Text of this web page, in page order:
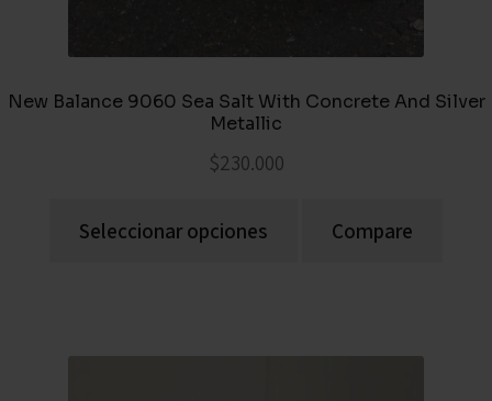
New Balance 9060 Sea Salt With Concrete And Silver
Metallic
$230.000
Seleccionar opciones Compare